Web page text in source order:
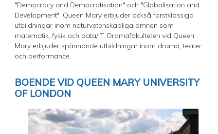
"Democracy and Democratisation" och "Globalisation and
Development". Queen Mary erbjuder också förstklassiga
utbildningar inom naturvetenskapliga ämnen som
matematik, fysik och data/IT. Dramafakulteten vid Queen
Mary erbjuder spännande utbildningar inom drama, teater
och performance.
BOENDE VID QUEEN MARY UNIVERSITY
OF LONDON